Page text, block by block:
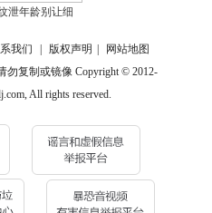
泄年龄别让细
我们 版权声明
网站地图
勿复制或镜像 Copyright © 2012-
All rights reserved.